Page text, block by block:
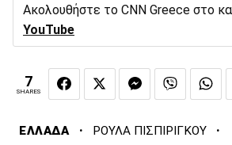
Ακολουθήστε το CNN Greece στο
YouTube
7
SHARES
ΕΛΛΑΔΑ · ΡΟΥΛΑ ΠΙΣΠΙΡΙΓΚΟΥ ·